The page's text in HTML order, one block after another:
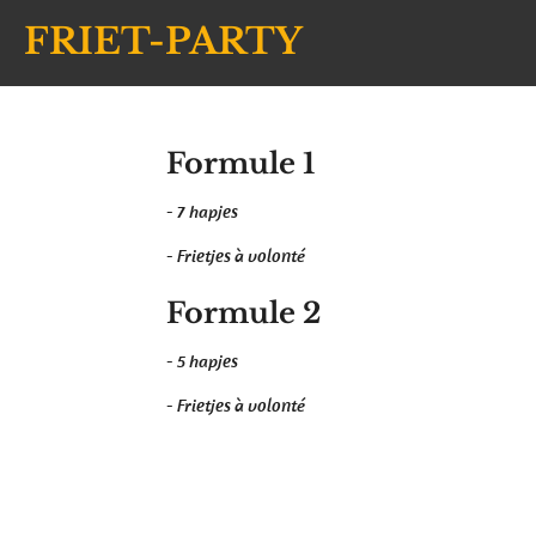
Ga
direct
FRIET-PARTY
Formule 1
- 7 hapjes
- Frietjes à volonté
Formule 2
- 5 hapjes
- Frietjes à volonté